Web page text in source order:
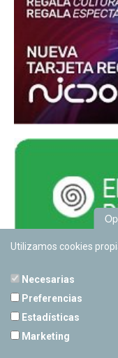
Utilizamos cookies
Necesarias
Preferencias
Estadísticas
Marketing